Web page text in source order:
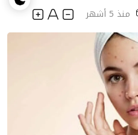
منذ 5 أشهر